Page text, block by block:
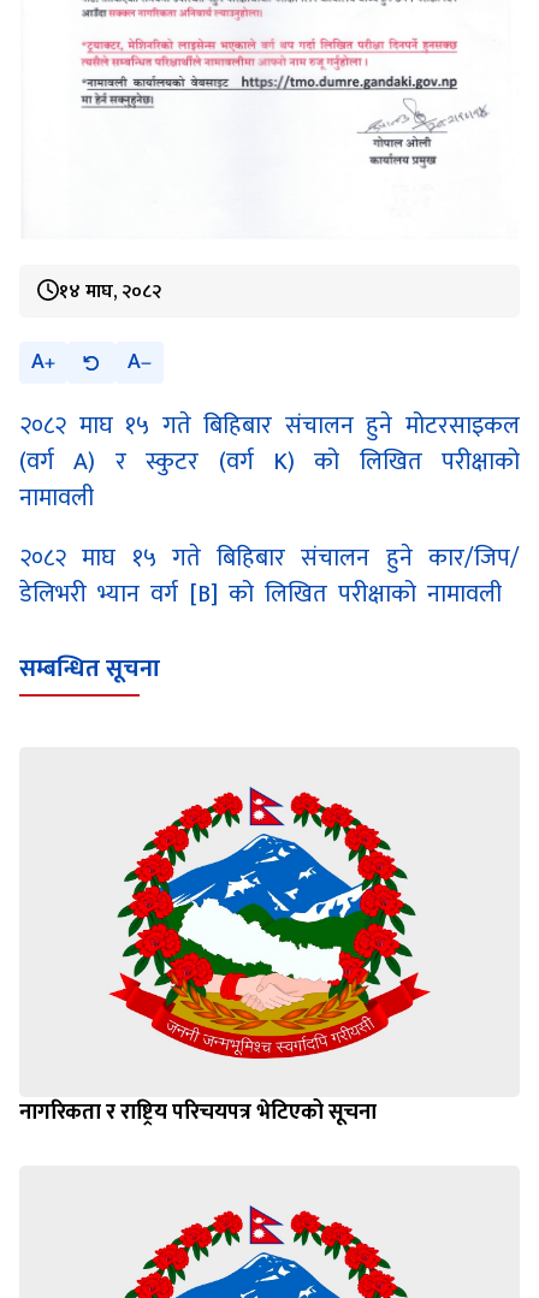
१४ माघ, २०८२
A A
२०८२ माघ १५ गते बिहिबार संचालन हुने मोटरसाइकल
(वर्ग A) र स्कुटर (वर्ग K) को लिखित परीक्षाको
नामावली
२०८२ माघ १५ गते बिहिबार संचालन हुने कार/जिप/
डेलिभरी भ्यान वर्ग [B] को लिखित परीक्षाको नामावली
सम्बन्धित सूचना
नागरिकता र राष्ट्रिय परिचयपत्र भेटिएको सूचना